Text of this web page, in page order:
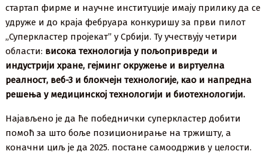
стартап фирме и научне институције имају прилику да се
удруже и до краја фебруара конкуришу за први пилот
„Суперкластер пројекат” у Србији. Ту учествују четири
области: висока технологија у пољопривреди и
индустрији хране, гејминг окружење и виртуелна
реалност, веб-3 и блокчејн технологије, као и напредна
решења у медицинској технологији и биотехнологији.
Најављено је да ће победнички суперкластер добити
помоћ за што боље позиционирање на тржишту, а
коначни циљ је да 2025. постане самоодржив у целости.